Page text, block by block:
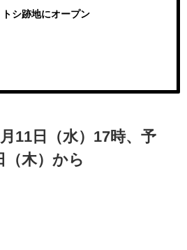
シ跡地にオープン
11日（水）17時、予
（木）から